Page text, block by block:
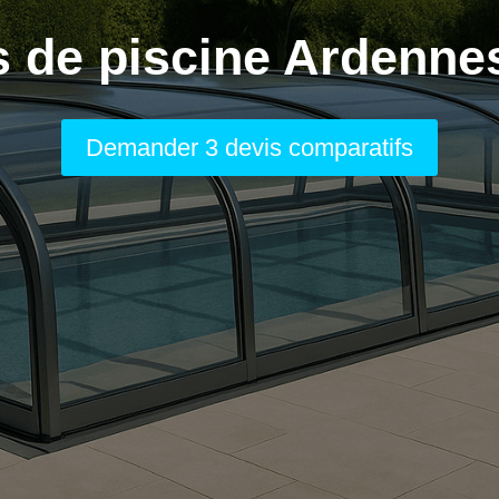
de piscine
Demander 3 devis comparatifs